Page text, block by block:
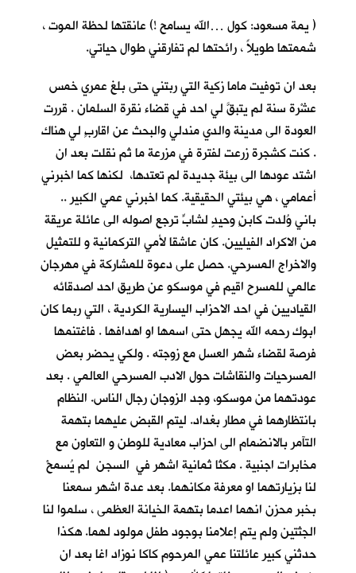
( يمة مسعود: كول …الله يسامح !) عانقتها لحظة الموت ،
شممتها طويلاً ، رائحتها لم تفارقني طوال حياتي.
بعد ان توفيت ماما زكية التي ربتني حتى بلغ عمري خمس
عشْرة سنة لم يتبقَّ لي احد في قضاء نقرة السلمان . قررت
العودة الى مدينة والدي مندلي والبحث عن اقاربٍ لي هناك
. كنت كشجرة زرعت لفترة في مزرعة ما ثم نقلت بعد ان
اشتد عودها الى بيئة جديدة لم تعتدها، لكنها كما اخبرني
أعمامي ، هي بيئتي الحقيقية. كما اخبرني عمي الكبير ..
باني وُلدت كابنٍ وحيدٍ لشابٍّ ترجع اصوله الى عائلة عريقة
من الاكراد الفيليين. كان عاشقا لأمي التركمانية و للتمثيل
والاخراج المسرحي. حصل على دعوة للمشاركة في مهرجان
عالمي للمسرح اقيم في موسكو عن طريق احد اصدقائه
القياديين في احد الاحزاب اليسارية الكردية ، التي ربما كان
ابوك رحمه الله يجهل حتى اسمها او اهدافها . فاغتنمها
فرصة لقضاء شهر العسل مع زوجته . ولكي يحضر بعض
المسرحيات والنقاشات حول الادب المسرحي العالمي . بعد
عودتهما من موسكو، وجد الزوجان رجال الناس. النظام
بانتظارهما في مطار بغداد. ليتم القبض عليهما بتهمة
التآمر بالانضمام الى احزاب معادية للوطن و التعاون مع
مخابرات اجنبية . مكثا ثمانية اشهر في السجن لم يُسمحْ
لنا بزيارتهما او معرفة مكانهما. بعد عدة اشهر سمعنا
بخبر محزن انهما اعدما بتهمة الخيانة العظمى ، سلموا لنا
الجثتين ولم يتم إعلامنا بوجود طفل مولود لهما. هكذا
حدثني كبير عائلتنا عمي المرحوم كاكا نوزاد اغا بعد ان